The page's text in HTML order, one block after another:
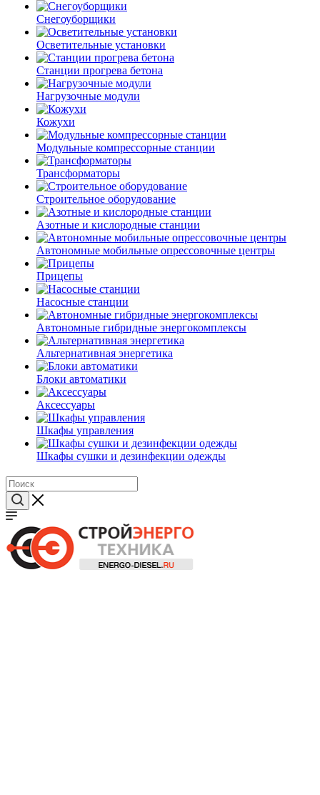
Снегоуборщики
Осветительные установки
Станции прогрева бетона
Нагрузочные модули
Кожухи
Модульные компрессорные станции
Трансформаторы
Строительное оборудование
Азотные и кислородные станции
Автономные мобильные опрессовочные центры
Прицепы
Насосные станции
Автономные гибридные энергокомплексы
Альтернативная энергетика
Блоки автоматики
Аксессуары
Шкафы управления
Шкафы сушки и дезинфекции одежды